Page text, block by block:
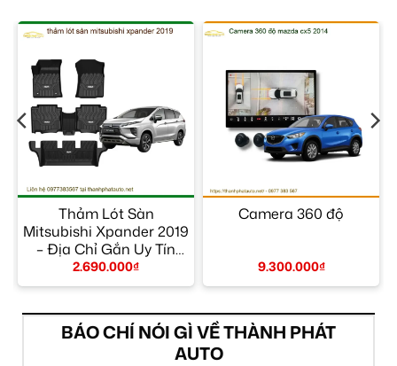
Thảm Lót Sàn
Mitsubishi Xpander 2019
– Địa Chỉ Gắn Uy Tín
TPHCM
2.690.000₫
Camera 360 độ
9.300.000₫
BÁO CHÍ NÓI GÌ VỀ THÀNH PHÁT
AUTO